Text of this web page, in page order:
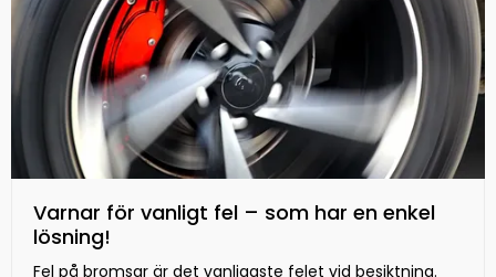
Varnar för vanligt fel – som har en enkel
lösning!
Fel på bromsar är det vanligaste felet vid besiktning.